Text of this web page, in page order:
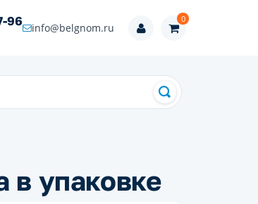
96 info@belgnom.ru
0
в упаковке